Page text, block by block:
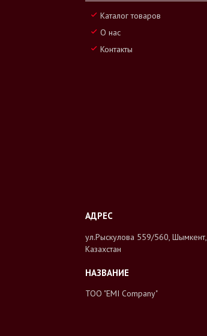
Каталог товаров
О нас
Контакты
ул.Рыскулова 559/560, Шымкент,
Казахстан
ТОО "EMI Company"